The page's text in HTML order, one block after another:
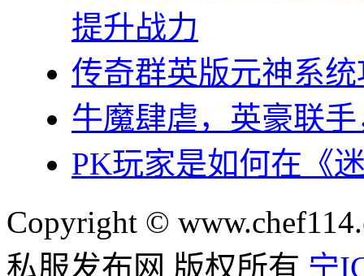
提升战力
传奇群英版元神系
牛魔肆虐，英豪联
PK玩家是如何在《
Copyright ©
私服发布网 版权所有 宁